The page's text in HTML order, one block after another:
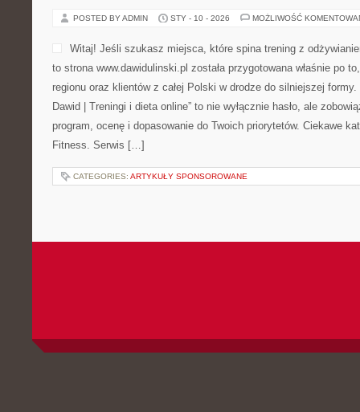
POSTED BY ADMIN STY - 10 - 2026 MOŻLIWOŚĆ
Witaj! Jeśli szukasz miejsca, które spina trening z
to strona www.dawidulinski.pl została przygotowana właśnie po
regionu oraz klientów z całej Polski w drodze do silniejszej formy.
Dawid | Treningi i dieta online” to nie wyłącznie hasło, ale
program, ocenę i dopasowanie do Twoich priorytetów. Ciekawe
Fitness. Serwis […]
CATEGORIES: ARTYKUŁY SPONSOROWANE